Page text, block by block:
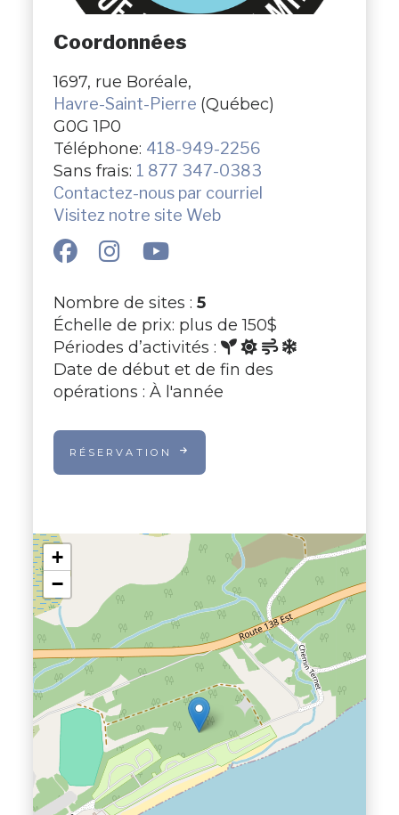
Coordonnées
1697, rue Boréale,
Havre-Saint-Pierre (Québec)
G0G 1P0
Téléphone: 418-949-2256
Sans frais: 1 877 347-0383
Contactez-nous par courriel
Visitez notre site Web
Nombre de sites : 5
Échelle de prix: plus de 150$
Périodes d’activités :
Date de début et de fin des
opérations : À l'année
RÉSERVATION
+
−